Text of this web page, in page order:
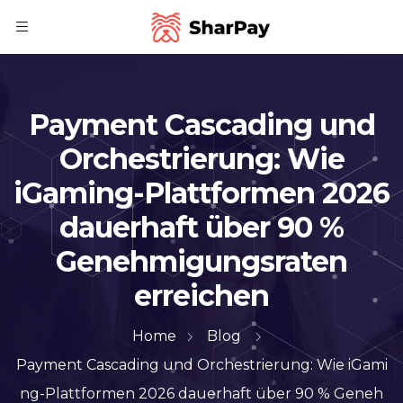
Payment Cascading und
Orchestrierung: Wie
iGaming-Plattformen 2026
dauerhaft über 90 %
Genehmigungsraten
erreichen
Home
Blog
Payment Cascading und Orchestrierung: Wie iGami
ng-Plattformen 2026 dauerhaft über 90 % Geneh